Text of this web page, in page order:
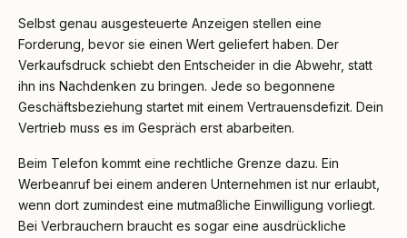
Selbst genau ausgesteuerte Anzeigen stellen eine
Forderung, bevor sie einen Wert geliefert haben. Der
Verkaufsdruck schiebt den Entscheider in die Abwehr, statt
ihn ins Nachdenken zu bringen. Jede so begonnene
Geschäftsbeziehung startet mit einem Vertrauensdefizit. Dein
Vertrieb muss es im Gespräch erst abarbeiten.
Beim Telefon kommt eine rechtliche Grenze dazu. Ein
Werbeanruf bei einem anderen Unternehmen ist nur erlaubt,
wenn dort zumindest eine mutmaßliche Einwilligung vorliegt.
Bei Verbrauchern braucht es sogar eine ausdrückliche